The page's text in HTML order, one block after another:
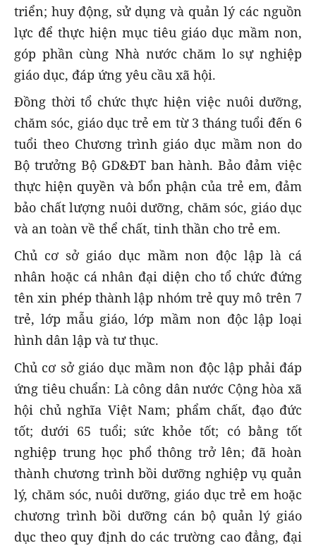
triển; huy động, sử dụng và quản lý các nguồn
lực để thực hiện mục tiêu giáo dục mầm non,
góp phần cùng Nhà nước chăm lo sự nghiệp
giáo dục, đáp ứng yêu cầu xã hội.
Đồng thời tổ chức thực hiện việc nuôi dưỡng,
chăm sóc, giáo dục trẻ em từ 3 tháng tuổi đến 6
tuổi theo Chương trình giáo dục mầm non do
Bộ trưởng Bộ GD&ĐT ban hành. Bảo đảm việc
thực hiện quyền và bổn phận của trẻ em, đảm
bảo chất lượng nuôi dưỡng, chăm sóc, giáo dục
và an toàn về thể chất, tinh thần cho trẻ em.
Chủ cơ sở giáo dục mầm non độc lập là cá
nhân hoặc cá nhân đại diện cho tổ chức đứng
tên xin phép thành lập nhóm trẻ quy mô trên 7
trẻ, lớp mẫu giáo, lớp mầm non độc lập loại
hình dân lập và tư thục.
Chủ cơ sở giáo dục mầm non độc lập phải đáp
ứng tiêu chuẩn: Là công dân nước Cộng hòa xã
hội chủ nghĩa Việt Nam; phẩm chất, đạo đức
tốt; dưới 65 tuổi; sức khỏe tốt; có bằng tốt
nghiệp trung học phổ thông trở lên; đã hoàn
thành chương trình bồi dưỡng nghiệp vụ quản
lý, chăm sóc, nuôi dưỡng, giáo dục trẻ em hoặc
chương trình bồi dưỡng cán bộ quản lý giáo
dục theo quy định do các trường cao đẳng, đại